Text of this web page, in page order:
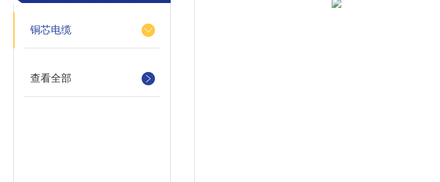
铜芯电缆
查看全部